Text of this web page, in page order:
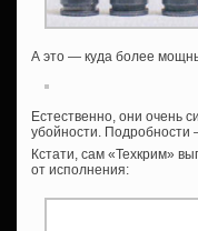
А это — куда более
Естественно, они очень
убойности. Подробности
Кстати, сам «Техкрим»
от исполнения: